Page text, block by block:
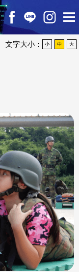
文字大小： 小 中 大